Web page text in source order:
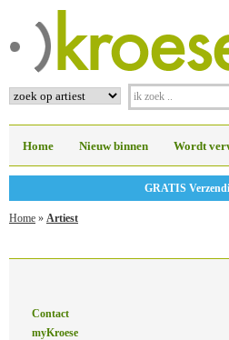
Home Nieuw binnen Wordt
GRATIS
Home » Artiest
Contact
myKroese